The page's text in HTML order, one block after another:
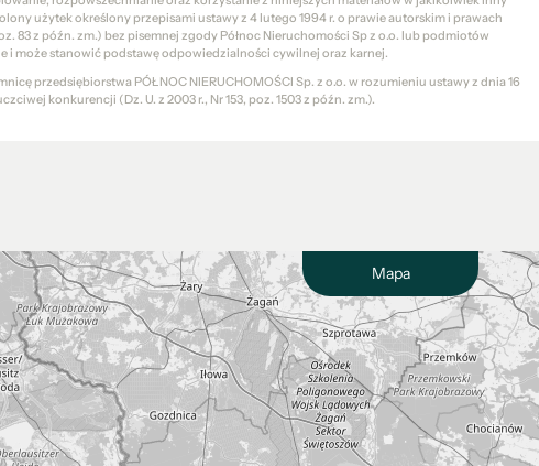
użytek określony przepisami ustawy z 4 lutego 1994 r. o prawie autorskim i prawach
83 z późn. zm.) bez pisemnej zgody Północ Nieruchomości Sp z o.o. lub podmiotów
i może stanowić podstawę odpowiedzialności cywilnej oraz karnej.
przedsiębiorstwa PÓŁNOC NIERUCHOMOŚCI Sp. z o.o. w rozumieniu ustawy z dnia 16
konkurencji (Dz. U. z 2003 r., Nr 153, poz. 1503 z późn. zm.).
Mapa